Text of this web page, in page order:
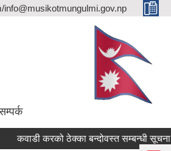
कवाडी करको ठेक्का बन्दोवस्त सम्बन्धी सूचना